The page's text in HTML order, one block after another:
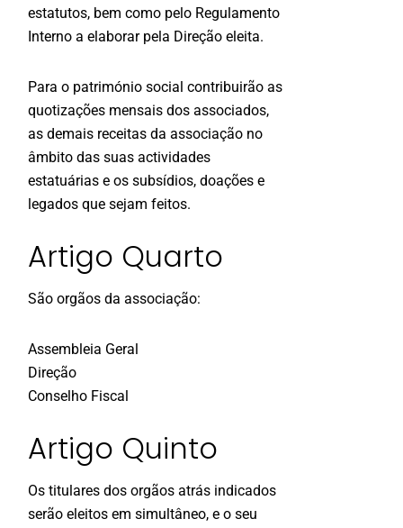
estatutos, bem como pelo Regulamento
Interno a elaborar pela Direção eleita.
Para o património social contribuirão as
quotizações mensais dos associados,
as demais receitas da associação no
âmbito das suas actividades
estatuárias e os subsídios, doações e
legados que sejam feitos.
Artigo Quarto
São orgãos da associação:
Assembleia Geral
Direção
Conselho Fiscal
Artigo Quinto
Os titulares dos orgãos atrás indicados
serão eleitos em simultâneo, e o seu